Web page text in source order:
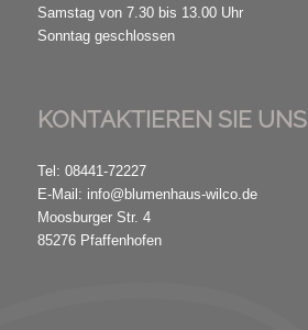
Samstag von 7.30 bis 13.00 Uhr
Sonntag geschlossen
KONTAKTIEREN SIE UNS
Tel: 08441-72227
E-Mail: info@blumenhaus-wilco.de
Moosburger Str. 4
85276 Pfaffenhofen